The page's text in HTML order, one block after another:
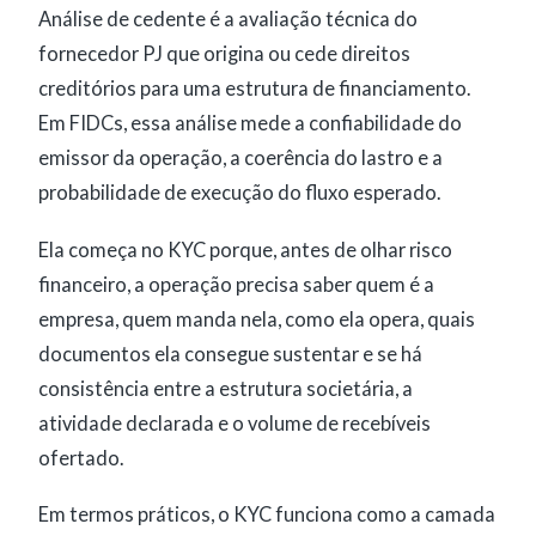
Análise de cedente é a avaliação técnica do
fornecedor PJ que origina ou cede direitos
creditórios para uma estrutura de financiamento.
Em FIDCs, essa análise mede a confiabilidade do
emissor da operação, a coerência do lastro e a
probabilidade de execução do fluxo esperado.
Ela começa no KYC porque, antes de olhar risco
financeiro, a operação precisa saber quem é a
empresa, quem manda nela, como ela opera, quais
documentos ela consegue sustentar e se há
consistência entre a estrutura societária, a
atividade declarada e o volume de recebíveis
ofertado.
Em termos práticos, o KYC funciona como a camada